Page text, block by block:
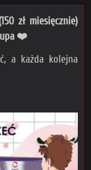
zł miesięcznie)
upa ❤️
a każda kolejna